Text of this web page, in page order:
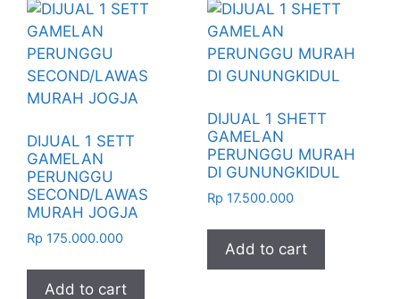
DIJUAL 1 SETT
GAMELAN
PERUNGGU
SECOND/LAWAS
MURAH JOGJA
Rp 175.000.000
Add to cart
DIJUAL 1 SHETT
GAMELAN
PERUNGGU MURAH
DI GUNUNGKIDUL
Rp 17.500.000
Add to cart